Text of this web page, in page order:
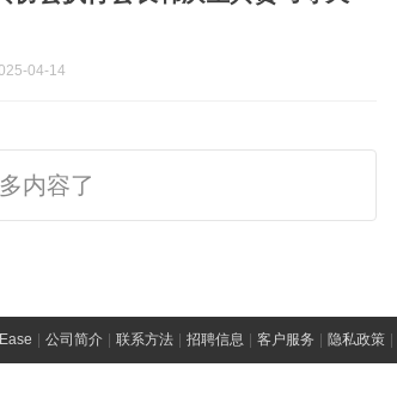
04-14
内容了
公司简介 联系方法 招聘信息 客户服务 隐私政策